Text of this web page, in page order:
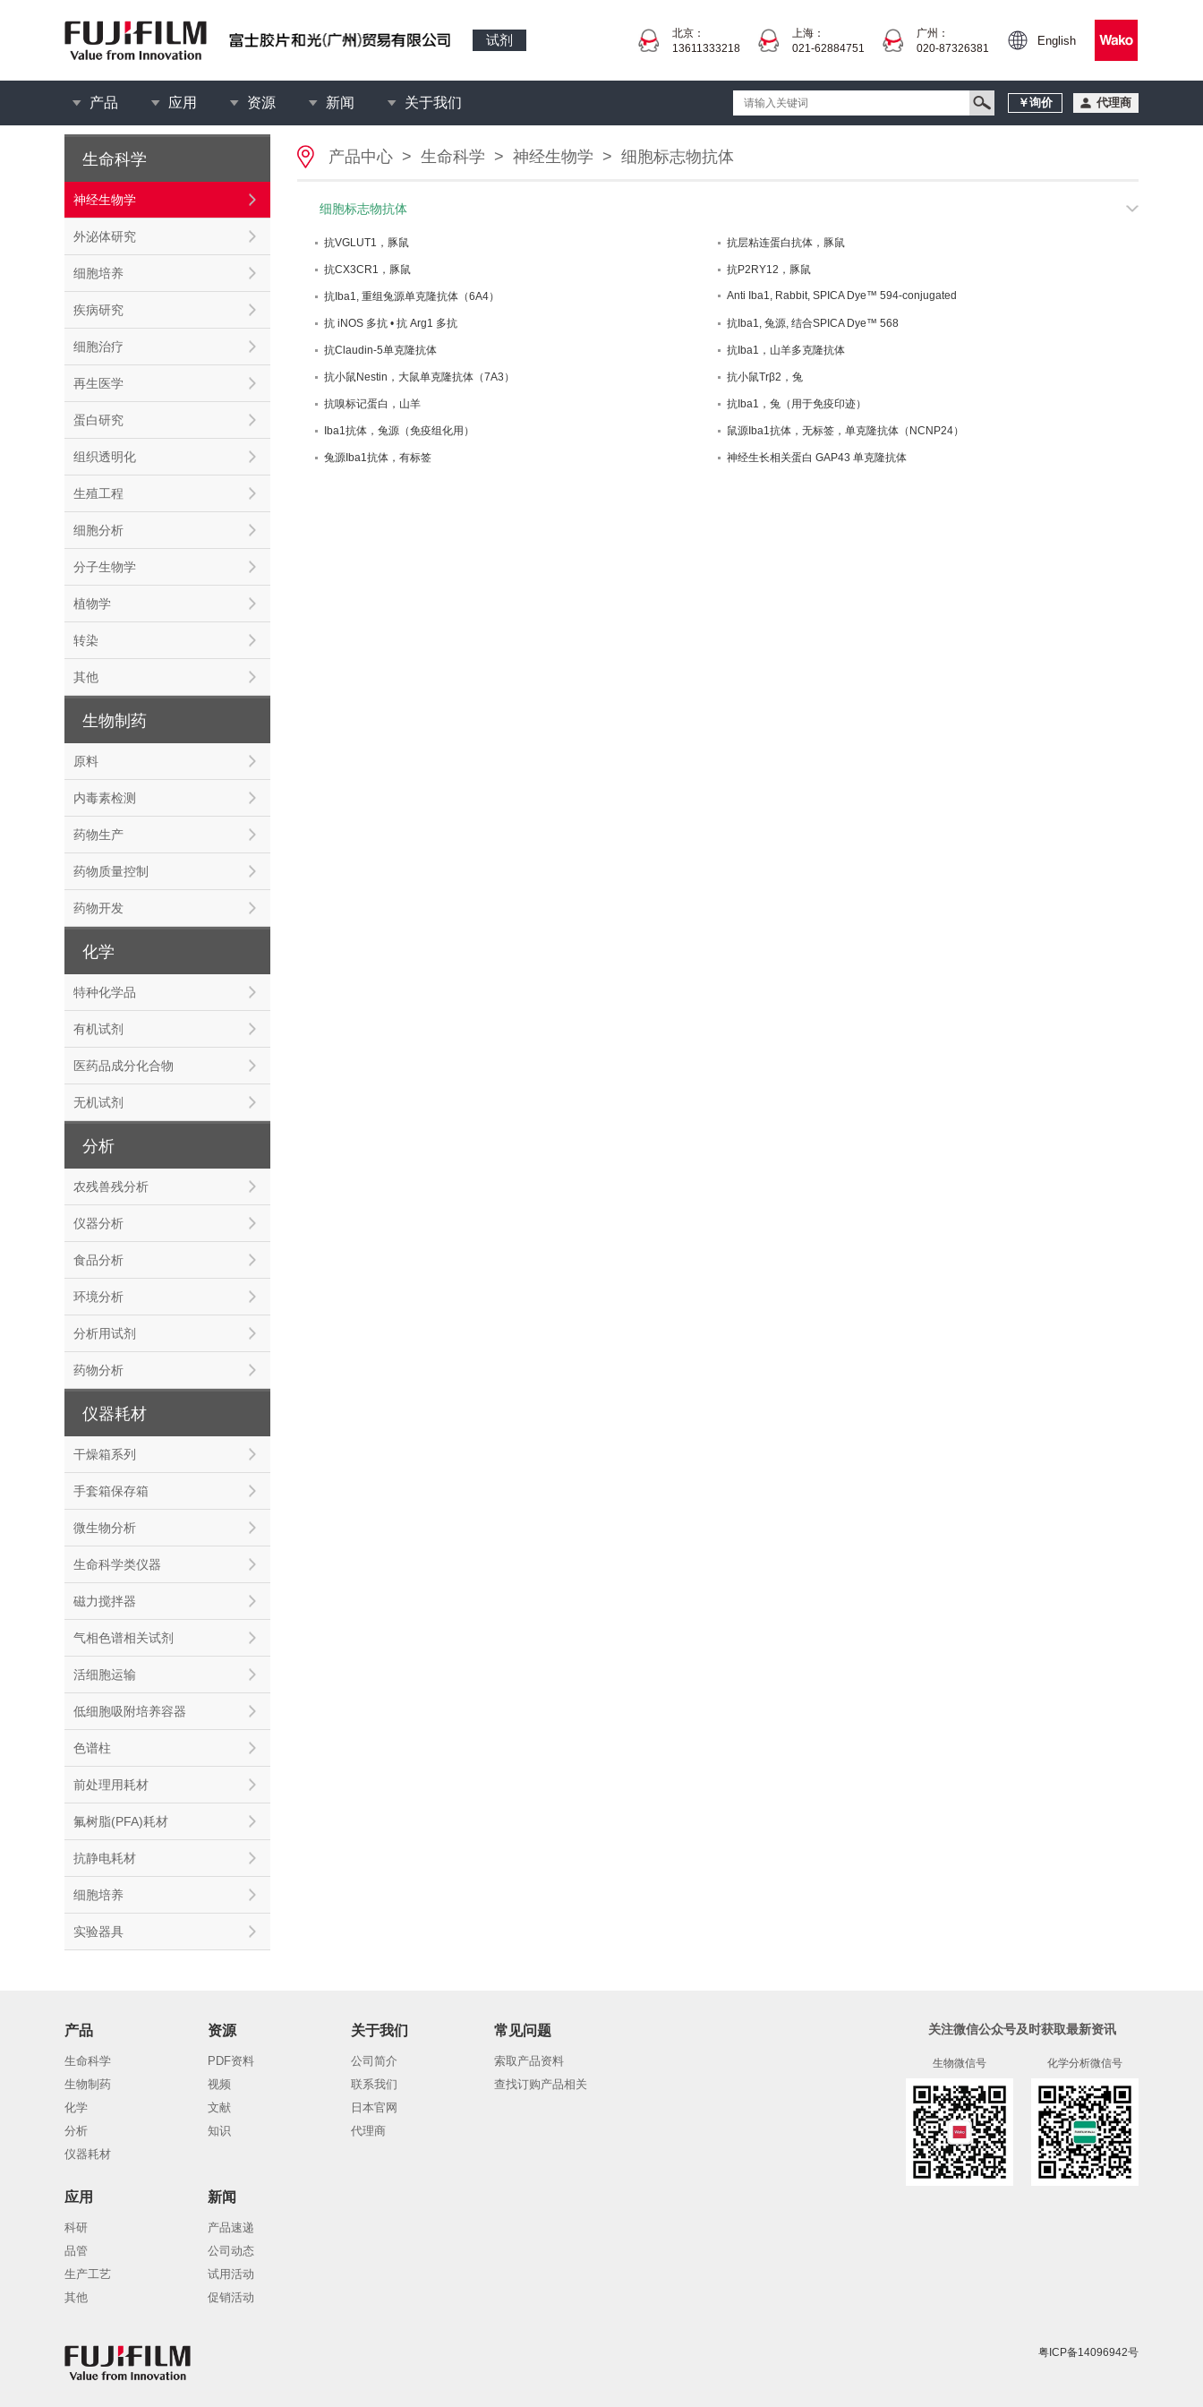
试剂
北京：
13611333218
上海：
021-62884751
广州：
020-87326381
English
产品 应用 资源 新闻 关于我们 ￥询价 代理商
生命科学
神经生物学
外泌体研究
细胞培养
疾病研究
细胞治疗
再生医学
蛋白研究
组织透明化
生殖工程
细胞分析
分子生物学
植物学
转染
其他
生物制药
原料
内毒素检测
药物生产
药物质量控制
药物开发
化学
特种化学品
有机试剂
医药品成分化合物
无机试剂
分析
农残兽残分析
仪器分析
食品分析
环境分析
分析用试剂
药物分析
仪器耗材
干燥箱系列
手套箱保存箱
微生物分析
生命科学类仪器
磁力搅拌器
气相色谱相关试剂
活细胞运输
低细胞吸附培养容器
色谱柱
前处理用耗材
氟树脂(PFA)耗材
抗静电耗材
细胞培养
实验器具
产品中心 > 生命科学 > 神经生物学 > 细胞标志物抗体
细胞标志物抗体
抗VGLUT1，豚鼠 抗层粘连蛋白抗体，豚鼠
抗CX3CR1，豚鼠 抗P2RY12，豚鼠
抗Iba1, 重组兔源单克隆抗体（6A4） Anti Iba1, Rabbit, SPICA Dye™ 594-conjugated
抗 iNOS 多抗 • 抗 Arg1 多抗 抗Iba1, 兔源, 结合SPICA Dye™ 568
抗Claudin-5单克隆抗体 抗Iba1，山羊多克隆抗体
抗小鼠Nestin，大鼠单克隆抗体（7A3） 抗小鼠Trβ2，兔
抗嗅标记蛋白，山羊 抗Iba1，兔（用于免疫印迹）
Iba1抗体，兔源（免疫组化用） 鼠源Iba1抗体，无标签，单克隆抗体（NCNP24）
兔源Iba1抗体，有标签 神经生长相关蛋白 GAP43 单克隆抗体
产品
生命科学
生物制药
化学
分析
仪器耗材
资源
PDF资料
视频
文献
知识
关于我们
公司简介
联系我们
日本官网
代理商
常见问题
索取产品资料
查找订购产品相关
应用
科研
品管
生产工艺
其他
新闻
产品速递
公司动态
试用活动
促销活动
关注微信公众号及时获取最新资讯
生物微信号 化学分析微信号
粤ICP备14096942号